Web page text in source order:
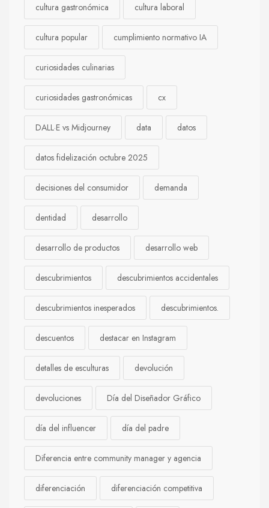
cultura gastronómica cultura laboral
cultura popular cumplimiento normativo IA
curiosidades culinarias
curiosidades gastronómicas cx
DALL·E vs Midjourney data datos
datos fidelización octubre 2025
decisiones del consumidor demanda
dentidad desarrollo
desarrollo de productos desarrollo web
descubrimientos descubrimientos accidentales
descubrimientos inesperados descubrimientos.
descuentos destacar en Instagram
detalles de esculturas devolución
devoluciones Día del Diseñador Gráfico
día del influencer día del padre
Diferencia entre community manager y agencia
diferenciación diferenciación competitiva